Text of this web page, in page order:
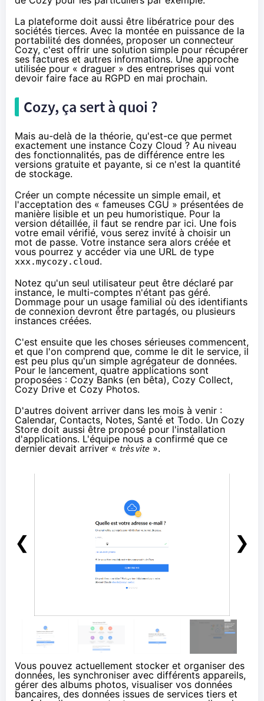
La plateforme doit aussi être libératrice pour des
sociétés tierces. Avec la montée en puissance de la
portabilité des données, proposer un connecteur
Cozy, c'est offrir une solution simple pour récupérer
ses factures et autres informations. Une approche
utilisée pour « draguer » des entreprises qui vont
devoir faire face au RGPD en mai prochain.
Cozy, ça sert à quoi ?
Mais au-delà de la théorie, qu'est-ce que permet
exactement une instance Cozy Cloud ? Au niveau
des fonctionnalités, pas de différence entre les
versions gratuite et payante, si ce n'est la quantité
de stockage.
Créer un compte nécessite un simple email, et
l'acceptation des « fameuses CGU » présentées de
manière lisible et un peu humoristique. Pour la
version détaillée, il faut se rendre par ici. Une fois
votre email vérifié, vous serez invité à choisir un
mot de passe. Votre instance sera alors créée et
vous pourrez y accéder via une URL de type
xxx.mycozy.cloud.
Notez qu'un seul utilisateur peut être déclaré par
instance, le multi-comptes n'étant pas géré.
Dommage pour un usage familial où des identifiants
de connexion devront être partagés, ou plusieurs
instances créées.
C'est ensuite que les choses sérieuses commencent,
et que l'on comprend que, comme le dit le service, il
est peu plus qu'un simple agrégateur de données.
Pour le lancement, quatre applications sont
proposées : Cozy Banks (en bêta), Cozy Collect,
Cozy Drive et Cozy Photos.
D'autres doivent arriver dans les mois à venir :
Calendar, Contacts, Notes, Santé et Todo. Un Cozy
Store doit aussi être proposé pour l'installation
d'applications. L'équipe nous a confirmé que ce
dernier devait arriver « très vite ».
❮ ❯
Vous pouvez actuellement stocker et organiser des
données, les synchroniser avec différents appareils,
gérer des albums photos, visualiser vos données
bancaires, des données issues de services tiers et